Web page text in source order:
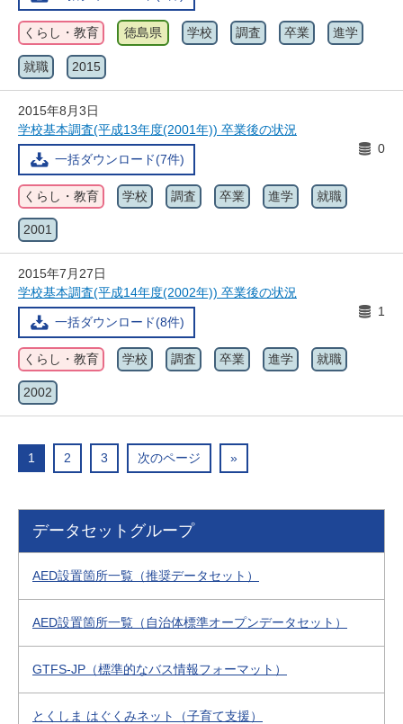
くらし・教育 徳島県 学校 調査 卒業 進学
就職 2015
2015年8月3日
学校基本調査(平成13年度(2001年)) 卒業後の状況
一括ダウンロード(7件)
0
くらし・教育 学校 調査 卒業 進学 就職
2001
2015年7月27日
学校基本調査(平成14年度(2002年)) 卒業後の状況
一括ダウンロード(8件)
1
くらし・教育 学校 調査 卒業 進学 就職
2002
1 2 3 次のページ »
データセットグループ
AED設置箇所一覧（推奨データセット）
AED設置箇所一覧（自治体標準オープンデータセット）
GTFS-JP（標準的なバス情報フォーマット）
とくしま はぐくみネット（子育て支援）